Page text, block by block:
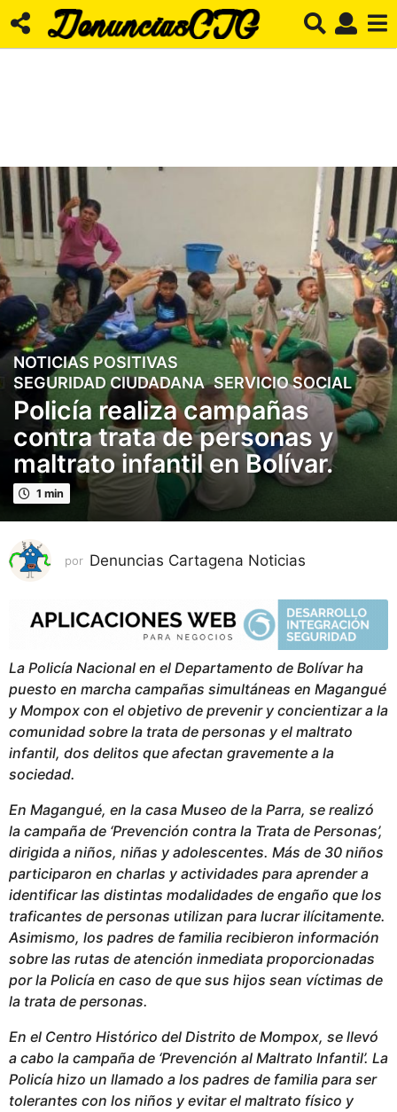
3
a
ñ
o
s
p
u
i
c
3
a
ñ
o
s
p
b
l
i
c
a
d
o
NOTICIAS POSITIVAS
SEGURIDAD CIUDADANA ,SERVICIO SOCIAL
Policía realiza campañas
contra trata de personas y
maltrato infantil en Bolívar.
1 min
por Denuncias Cartagena Noticias
La Policía Nacional en el Departamento de Bolívar ha
puesto en marcha campañas simultáneas en Magangué
y Mompox con el objetivo de prevenir y concientizar a la
comunidad sobre la trata de personas y el maltrato
infantil, dos delitos que afectan gravemente a la
sociedad.
En Magangué, en la casa Museo de la Parra, se realizó
la campaña de ‘Prevención contra la Trata de Personas’,
dirigida a niños, niñas y adolescentes. Más de 30 niños
participaron en charlas y actividades para aprender a
identificar las distintas modalidades de engaño que los
traficantes de personas utilizan para lucrar ilícitamente.
Asimismo, los padres de familia recibieron información
sobre las rutas de atención inmediata proporcionadas
por la Policía en caso de que sus hijos sean víctimas de
la trata de personas.
En el Centro Histórico del Distrito de Mompox, se llevó
a cabo la campaña de ‘Prevención al Maltrato Infantil’. La
Policía hizo un llamado a los padres de familia para ser
tolerantes con los niños y evitar el maltrato físico y